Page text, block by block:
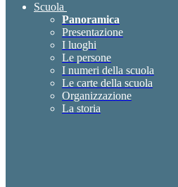
Scuola
Panoramica
Presentazione
I luoghi
Le persone
I numeri della scuola
Le carte della scuola
Organizzazione
La storia